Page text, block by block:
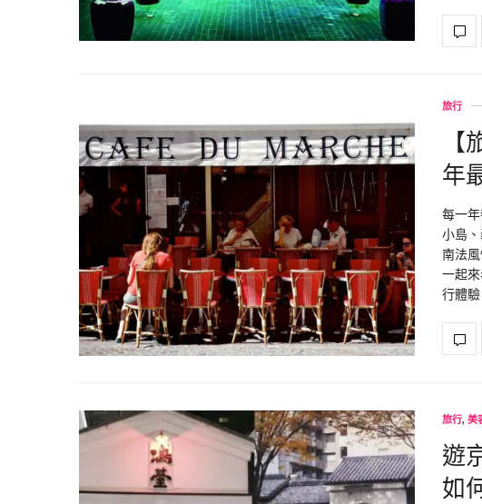
旅行
年
每一
小島
南法
一起
行體驗
旅行, 美
遊
如